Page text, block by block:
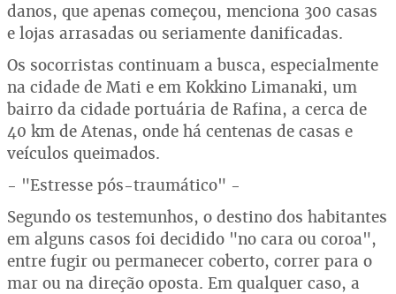
danos, que apenas começou, menciona 300 casas
e lojas arrasadas ou seriamente danificadas.
Os socorristas continuam a busca, especialmente
na cidade de Mati e em Kokkino Limanaki, um
bairro da cidade portuária de Rafina, a cerca de
40 km de Atenas, onde há centenas de casas e
veículos queimados.
- "Estresse pós-traumático" -
Segundo os testemunhos, o destino dos habitantes
em alguns casos foi decidido "no cara ou coroa",
entre fugir ou permanecer coberto, correr para o
mar ou na direção oposta. Em qualquer caso, a